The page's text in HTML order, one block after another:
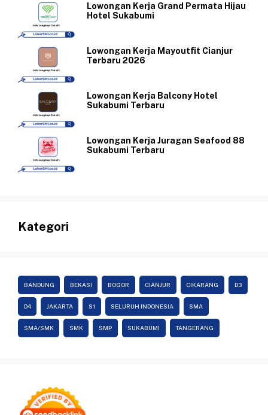
Lowongan Kerja Grand Permata Hijau
Hotel Sukabumi
Lowongan Kerja Mayoutfit Cianjur
Terbaru 2026
Lowongan Kerja Balcony Hotel
Sukabumi Terbaru
Lowongan Kerja Juragan Seafood 88
Sukabumi Terbaru
Kategori
BANDUNG BEKASI BOGOR CIANJUR CIKARANG D3
D4 JAKARTA S1 SELURUH INDONESIA SMA
SMA/SMK SMK SMP SUKABUMI TANGERANG